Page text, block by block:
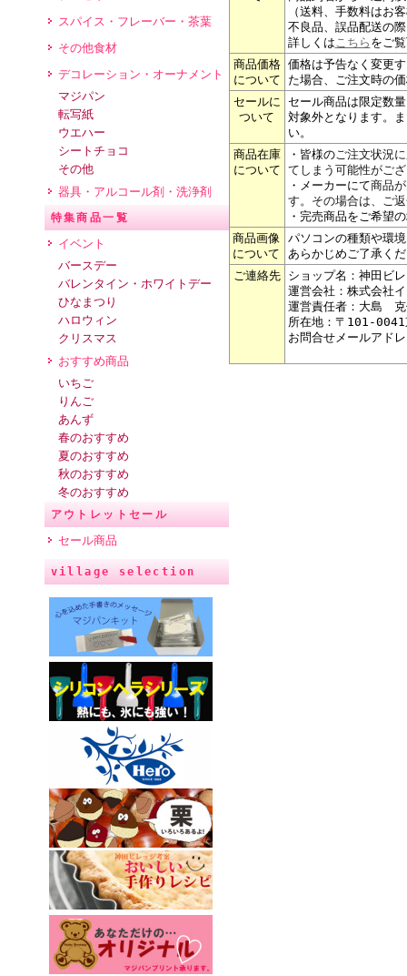
スパイス・フレーバー・茶葉
その他食材
デコレーション・オーナメント
マジパン
転写紙
ウエハー
シートチョコ
その他
器具・アルコール剤・洗浄剤
特集商品一覧
イベント
バースデー
バレンタイン・ホワイトデー
ひなまつり
ハロウィン
クリスマス
おすすめ商品
いちご
りんご
あんず
春のおすすめ
夏のおすすめ
秋のおすすめ
冬のおすすめ
アウトレットセール
セール商品
village selection
（送料、手数料はお
不良品、誤品配送の
詳しくはこちら をご
商品価格
について
価格は予告なく変更
た場合、ご注文時の
セールに
ついて
セール商品は限定数
対象外となります。
い。
商品在庫
について
・皆様のご注文状況
てしまう可能性がご
・メーカーにて商品
す。その場合は、ご
・完売商品をご希望
商品画像
について
パソコンの種類や環
あらかじめご了承く
ご連絡先
ショップ名：神田ビ
運営会社：株式会社
運営責任者：大島
所在地：〒101-
お問合せメールアド